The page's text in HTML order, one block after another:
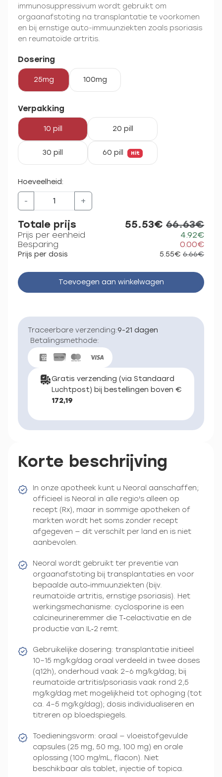
immunosuppressivum wordt gebruikt om
orgaanafstoting na transplantatie te voorkomen
en bij ernstige auto-immuunziekten zoals psoriasis
en reumatoïde artritis.
Dosering
25mg 100mg
Verpakking
10 pill 20 pill
30 pill 60 pill Hit
Hoeveelheid:
- +
Totale prijs 55.53€ 66.63€
Prijs per eenheid
4.92€
Besparing
0.00€
Prijs per dosis 5.55€ 6.66€
Toevoegen aan winkelwagen
Traceerbare verzending:9-21 dagen
Betalingsmethode:
Gratis verzending (via Standaard
Luchtpost) bij bestellingen boven €
172,19
Korte beschrijving
In onze apotheek kunt u Neoral aanschaffen;
officieel is Neoral in alle regio's alleen op
recept (Rx), maar in sommige apotheken of
markten wordt het soms zonder recept
afgegeven — dit verschilt per land en is niet
aanbevolen.
Neoral wordt gebruikt ter preventie van
orgaanafstoting bij transplantaties en voor
bepaalde auto‑immuunziekten (bijv.
reumatoïde artritis, ernstige psoriasis). Het
werkingsmechanisme: cyclosporine is een
calcineurineremmer die T‑celactivatie en de
productie van IL‑2 remt.
Gebruikelijke dosering: transplantatie initieel
10–15 mg/kg/dag oraal verdeeld in twee doses
(q12h), onderhoud vaak 2–6 mg/kg/dag; bij
reumatoïde artritis/psoriasis vaak rond 2,5
mg/kg/dag met mogelijkheid tot ophoging (tot
ca. 4–5 mg/kg/dag); dosis individualiseren en
titreren op bloedspiegels.
Toedieningsvorm: oraal — vloeistofgevulde
capsules (25 mg, 50 mg, 100 mg) en orale
oplossing (100 mg/mL, flacon). Niet
beschikbaar als tablet, injectie of topica.